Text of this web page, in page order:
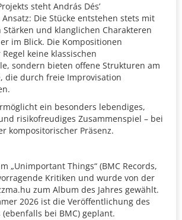
steht András Dés’
Die Stücke entstehen stets mit
und klanglichen Charakteren
im Blick. Die Kompositionen
keine klassischen
sondern bieten offene Strukturen am
die durch freie Improvisation
ein besonders lebendiges,
risikofreudiges Zusammenspiel – bei
kompositorischer Präsenz.
„Unimportant Things“ (BMC Records,
Kritiken und wurde von der
zum Album des Jahres gewählt.
2026 ist die Veröffentlichung des
bei BMC) geplant.